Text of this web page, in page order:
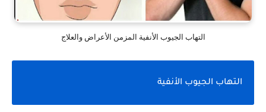
التهاب الجيوب الأنفية المزمن الأعراض والعلاج
التهاب الجيوب الأنفية